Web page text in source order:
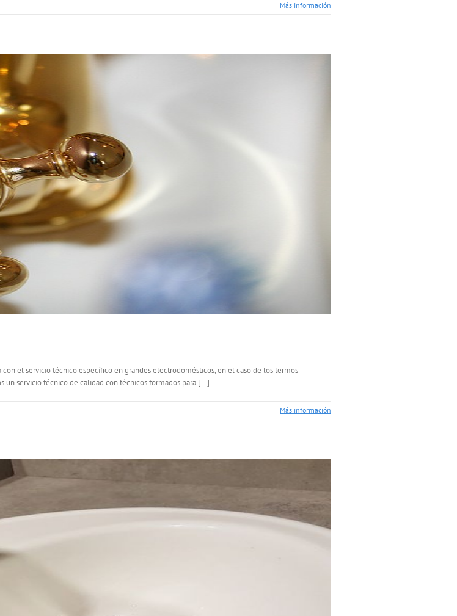
Más información
el servicio técnico específico en grandes electrodomésticos, en el caso de los termos
servicio técnico de calidad con técnicos formados para [...]
Más información